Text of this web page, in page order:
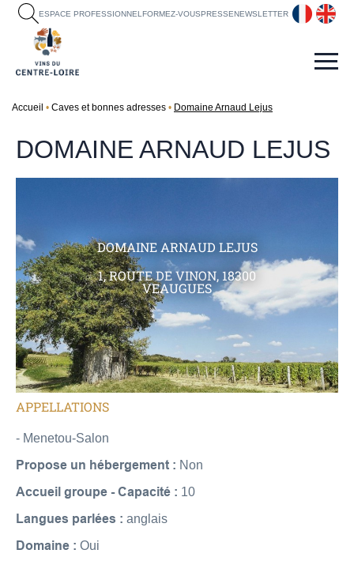
ESPACE PROFESSIONNEL FORMEZ-VOUSPRESSENEWSLETTER fr en
Accueil Caves et bonnes adresses Domaine Arnaud Lejus
DOMAINE ARNAUD LEJUS
DOMAINE ARNAUD LEJUS
1, ROUTE DE VINON, 18300
VEAUGUES
APPELLATIONS
- Menetou-Salon
Propose un hébergement : Non
Accueil groupe - Capacité : 10
Langues parlées : anglais
Domaine : Oui